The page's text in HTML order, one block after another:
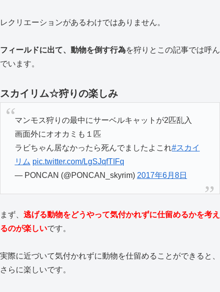
レクリエーションがあるわけではありません。
フィールドに出て、動物を倒す行為を狩りとこの記事では呼ん
でいます。
スカイリム☆狩りの楽しみ
マンモス狩りの最中にサーベルキャットが2匹乱入
画面外にオオカミも１匹
ラビちゃん居なかったら死んでましたよこれ#スカイ
リム pic.twitter.com/LgSJqfTIFq
— PONCAN (@PONCAN_skyrim) 2017年6月8日
まず、 逃げる動物をどうやって気付かれずに仕留めるかを考え
るのが楽しいです。
実際に近づいて気付かれずに動物を仕留めることができると、
さらに楽しいです。